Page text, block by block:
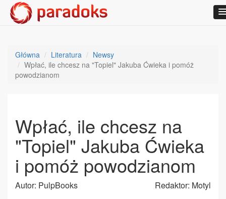
Główna Literatura
Newsy
Wpłać, ile chcesz na "Topiel" Jakuba Ćwieka i pomóż
powodzianom
Wpłać, ile chcesz na
"Topiel" Jakuba Ćwieka
i pomóż powodzianom
Autor: PulpBooks Redaktor: Motyl